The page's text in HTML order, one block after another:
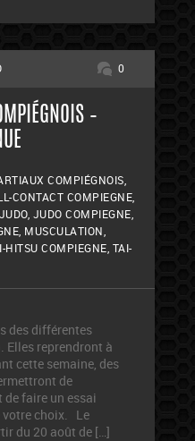
0
–
COMPIÉGNOIS
CONTACT COMPIEGNE
JUDO, JUDO COMPIEGNE
MUSCULATION
HITSU COMPIEGNE TAI-
des différentes
Elles reprendront à
cette semaine, des
de
faire un essai
votre choix. Le
du 20 août de […]